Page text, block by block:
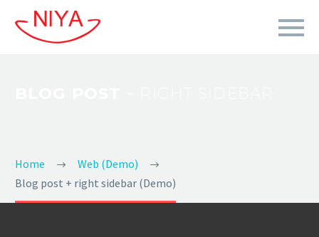
Home
Web (Demo)
Blog post + right sidebar (Demo)